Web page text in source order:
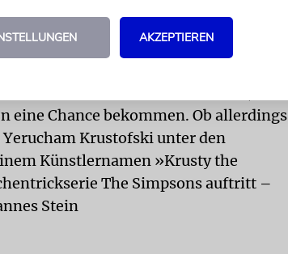
mögen sich in Geduld fassen. Jene
werden, stellen
eine Chance bekommen. Ob allerdings
Krustofski unter den
Künstlernamen »Krusty the
The Simpsons auftritt –
Stein
AKZEPTIEREN